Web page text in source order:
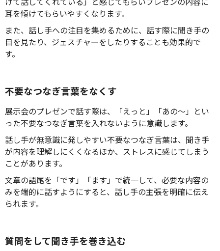
耳を傾けてもらいやすくなります。
また、話し手への注目を集めるために、話す際に聞き手の
目を見たり、ジェスチャーをしたりすることも効果的で
す。
不要なつなぎ言葉をなくす
展示会のプレゼンで話す際は、「えっと」「あの～」とい
った不要なつなぎ言葉を入れないように意識します。
話し手が無意識に発しやすい不要なつなぎ言葉は、聞き手
が内容を理解しにくくなるほか、ストレスに感じてしまう
ことがあります。
文章の語尾を「です」「ます」で統一して、必要な内容の
みを端的に話すようにすると、話し手の主張を明確に伝え
られます。
質問をして聞き手を巻き込む